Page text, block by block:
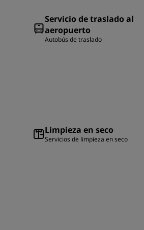
Servicio de traslado al
aeropuerto
Autobús de traslado
Limpieza en seco
Servicios de limpieza en seco